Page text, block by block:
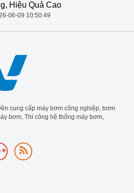
cung cấp máy bơm công nghiệp, bơm
bơm, Thi công hệ thống máy bơm,